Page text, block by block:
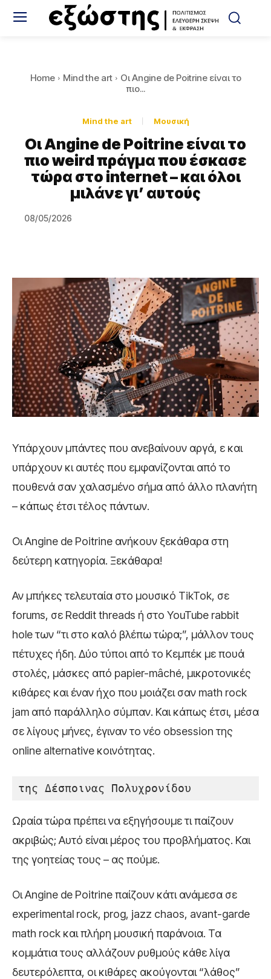
Home Mind the art
Οι Angine de Poitrine είναι το
πιο...
Mind the art Μουσική
Οι Angine de Poitrine είναι το
πιο weird πράγμα που έσκασε
τώρα στο internet – και όλοι
μιλάνε γι’ αυτούς
08/05/2026
Υπάρχουν μπάντες που ανεβαίνουν αργά, ε και
υπάρχουν κι αυτές που εμφανίζονται από το
πουθενά σαν χαλασμένο σήμα από άλλο πλανήτη
– κάπως έτσι τέλος πάντων.
Οι Angine de Poitrine ανήκουν ξεκάθαρα στη
δεύτερη κατηγορία. Ξεκάθαρα!
Αν μπήκες τελευταία στο μουσικό TikTok, σε
forums, σε Reddit threads ή στο YouTube rabbit
hole των “τι στο καλό βλέπω τώρα;”, μάλλον τους
πέτυχες ήδη. Δύο τύποι από το Κεμπέκ με πουά
στολές, μάσκες από papier-mâché, μικροτονικές
κιθάρες και έναν ήχο που μοιάζει σαν math rock
jam από παράλληλο σύμπαν. Και κάπως έτσι, μέσα
σε λίγους μήνες, έγιναν το νέο obsession της
online alternative κοινότητας.
της Δέσποινας Πολυχρονίδου
Ωραία τώρα πρέπει να εξηγήσουμε τι παίζουν
ακριβώς; Αυτό είναι μέρος του προβλήματος. Και
της γοητείας τους – ας πούμε.
Οι Angine de Poitrine παίζουν κάτι ανάμεσα σε
experimental rock, prog, jazz chaos, avant-garde
math rock και πλήρη μουσική παράνοια. Τα
κομμάτια τους αλλάζουν ρυθμούς κάθε λίγα
δευτερόλεπτα, οι κιθάρες ακούγονται “λάθος”